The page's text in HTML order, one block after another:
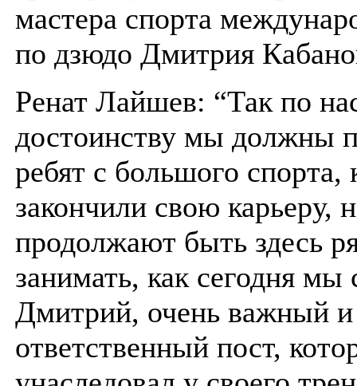
мастера спорта
по дзюдо Дмитрия
Ренат Лайшев: “Так по
достоинству мы должны
ребят с большого спорта,
закончили свою карьеру,
продолжают быть здесь
занимать, как сегодня
Дмитрий, очень важный и
ответственный пост,